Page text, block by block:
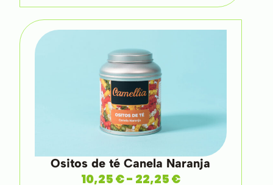
Ositos de té Canela Naranja
10,25€- 22,25€